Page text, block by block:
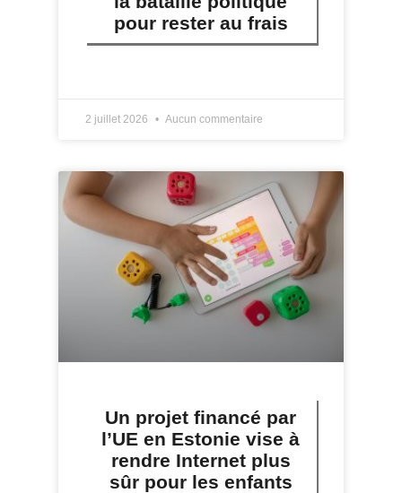
pour rester au frais
2 juillet 2026 Aucun commentaire
Un projet financé par
l’UE en Estonie vise à
rendre Internet plus
sûr pour les enfants